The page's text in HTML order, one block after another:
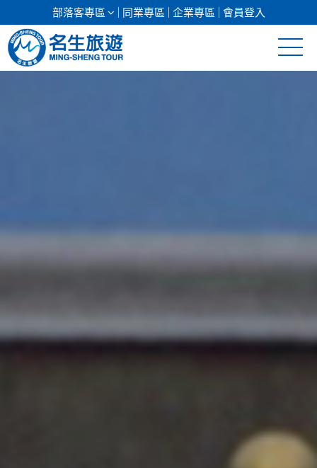
部落客專區 同業專區 企業專區 會員登入
韓國
歐洲